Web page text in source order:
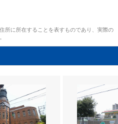
所に所在することを表すものであり、実際の